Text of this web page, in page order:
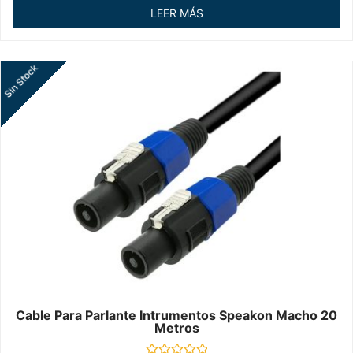
deLEER MÁS
Cable Para Parlante Intrumentos Speakon Macho 20
Metros
Sin Stock